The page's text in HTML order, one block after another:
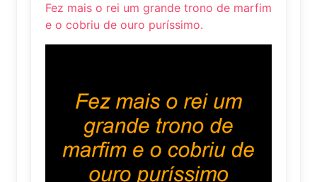
Fez mais o rei um grande trono de marfim
e o cobriu de ouro puríssimo.